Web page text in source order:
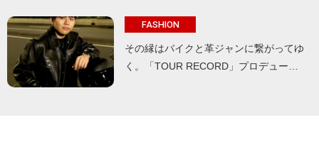
FASHION
その縁はバイクと革ジャンに繋がってゆ
く。「TOUR RECORD」プロデュー…